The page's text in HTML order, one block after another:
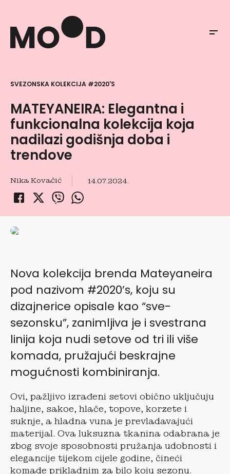
SVEZONSKA KOLEKCIJA #2020'S
MATEYANEIRA: Elegantna i
funkcionalna kolekcija koja
nadilazi godišnja doba i
trendove
Nika Kovačić 14.07.2024.
Nova kolekcija brenda Mateyaneira
pod nazivom #2020’s, koju su
dizajnerice opisale kao “sve-
sezonsku”, zanimljiva je i svestrana
linija koja nudi setove od tri ili više
komada, pružajući beskrajne
mogućnosti kombiniranja.
Ovi, pažljivo izrađeni setovi obično uključuju
haljine, sakoe, hlače, topove, korzete i
suknje, a hladna vuna je prevladavajući
materijal. Ova luksuzna tkanina odabrana je
zbog svoje sposobnosti pružanja udobnosti i
elegancije tijekom cijele godine, čineći
komade prikladnim za bilo koju sezonu.